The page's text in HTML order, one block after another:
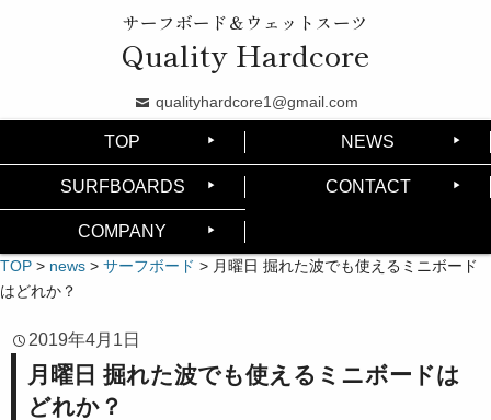
サーフボード＆ウェットスーツ
Quality Hardcore
qualityhardcore1@gmail.com
TOP NEWS
SURFBOARDS CONTACT
COMPANY
TOP > news > サーフボード > 月曜日 掘れた波でも使えるミニボード
はどれか？
2019年4月1日
月曜日 掘れた波でも使えるミニボードは
どれか？